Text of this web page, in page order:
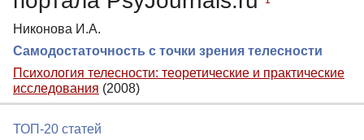
Никонова И.А.
Самодостаточность с точки зрения телесности
Психология телесности: теоретические и практические
исследования (2008)
ТОП-20 статей